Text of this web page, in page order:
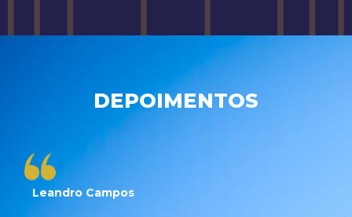
DEPOIMENTOS
Leandro Campos